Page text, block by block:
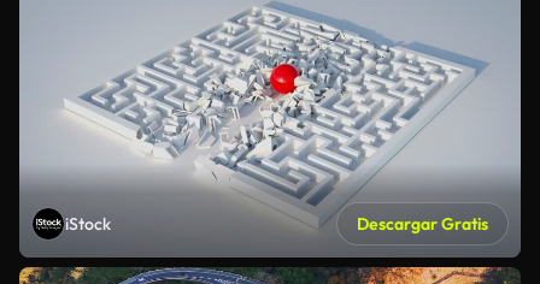
iStock Descargar Gratis